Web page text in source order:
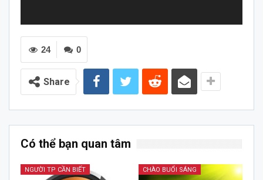
0
24
Share
Có thể bạn quan tâm
NGƯỜI TP CẦN BIẾT CHÀO BUỔI SÁNG